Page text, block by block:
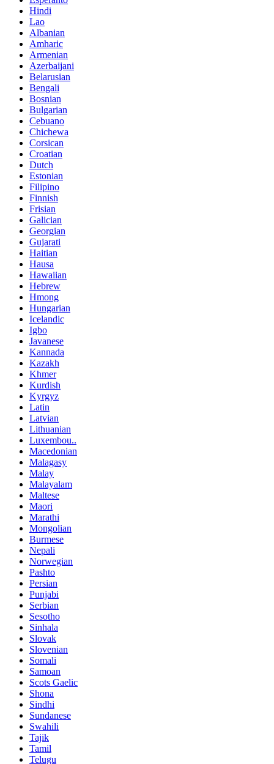
Hindi
Lao
Albanian
Amharic
Armenian
Azerbaijani
Belarusian
Bengali
Bosnian
Bulgarian
Cebuano
Chichewa
Corsican
Croatian
Dutch
Estonian
Filipino
Finnish
Frisian
Galician
Georgian
Gujarati
Haitian
Hausa
Hawaiian
Hebrew
Hmong
Hungarian
Icelandic
Igbo
Javanese
Kannada
Kazakh
Khmer
Kurdish
Kyrgyz
Latin
Latvian
Lithuanian
Luxembou..
Macedonian
Malagasy
Malay
Malayalam
Maltese
Maori
Marathi
Mongolian
Burmese
Nepali
Norwegian
Pashto
Persian
Punjabi
Serbian
Sesotho
Sinhala
Slovak
Slovenian
Somali
Samoan
Scots Gaelic
Shona
Sindhi
Sundanese
Swahili
Tajik
Tamil
Telugu